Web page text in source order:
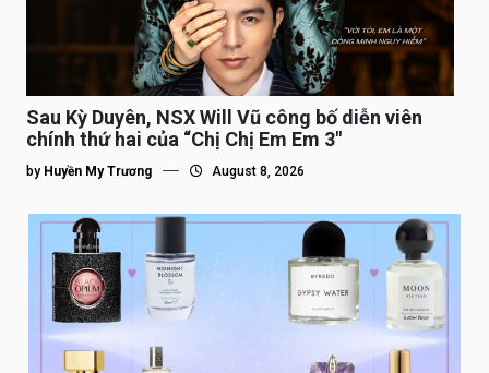
Sau Kỳ Duyên, NSX Will Vũ công bố diễn viên
chính thứ hai của “Chị Chị Em Em 3″
by Huyền My Trương August 8, 2026